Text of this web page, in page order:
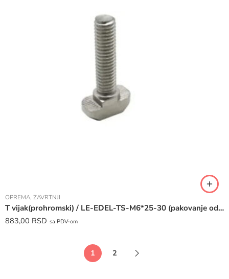
OPREMA, ZAVRTNJI
T vijak(prohromski) / LE-EDEL-TS-M6*25-30 (pakovanje od 20 komada)
883,00 RSD sa PDV-om
1 2